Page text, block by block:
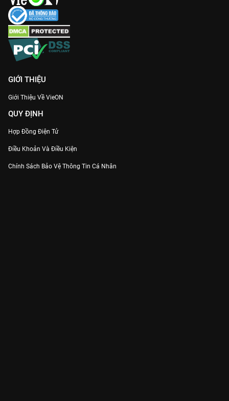
GIỚI THIỆU
Giới Thiệu Về VieON
QUY ĐỊNH
Hợp Đồng Điện Tử
Điều Khoản Và Điều Kiện
Chính Sách Bảo Vệ Thông Tin Cá Nhân